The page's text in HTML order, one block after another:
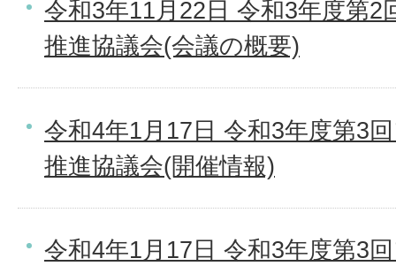
令和3年11月22日 令和3年度第
推進協議会(会議の概要)
令和4年1月17日 令和3年度第3
推進協議会(開催情報)
令和4年1月17日 令和3年度第3